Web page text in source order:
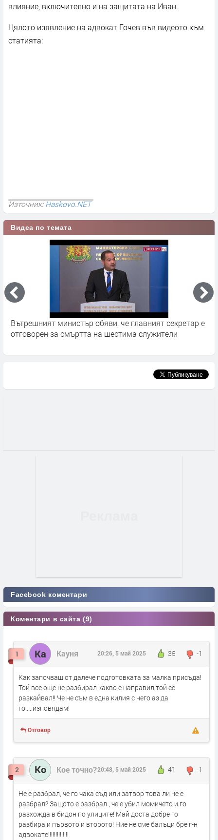
влияние, включително и на защитата на Иван.
Цялото изявление на адвокат Гочев във видеото към
статията:
Източник:Haskovo.NET
Видеа по темата
Вътрешният министър обяви, че главният секретар е
отговорен за смъртта на шестима служители
Facebook коментари
Коментари в сайта (9)
1 Ка Кауня 35 -1
20:26, 5 май 2025
Как започваш от далече подготовката за малка присъда!
Той все още не разбирал какво е направил,той се
разкайвал!! Че не съм в една килия с него аз да
го.....изповядам!
Отговор
2 Ко Кое точно? 41 -1
20:48, 5 май 2025
Не е разбрал, че го чака съд или затвор това ли не е
разбрал? Защото е разбрал , че е убил момичето и го
разхожда в бидон по улиците! Май доста добре го
разбира и първото и второто! Ние не сме балъци бре г-н
адвокате!!!!!!!!!!!!!!